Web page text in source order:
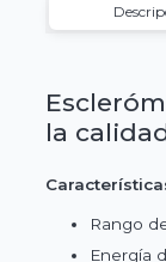
la
Rango
Energía